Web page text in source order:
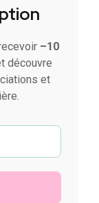
–10
découvre
et